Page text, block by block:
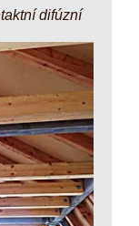
difúzní